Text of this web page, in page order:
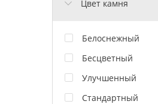
Цвет камня
Белоснежный
Бесцветный
Улучшенный
Стандартный